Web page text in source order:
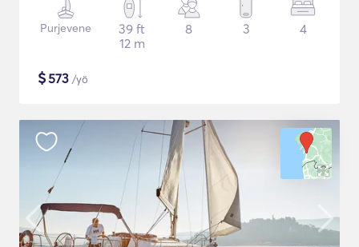
Purjevene
39 ft
12 m
8 3 4
$573 /yö